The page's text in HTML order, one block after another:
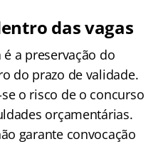
das vagas
a preservação do
do prazo de validade.
o risco de o concurso
orçamentárias.
garante convocação